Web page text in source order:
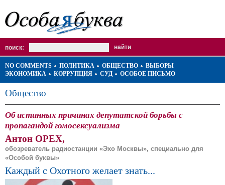
поиск:
NO COMMENTS ПОЛИТИКА ОБЩЕСТВО
ВЫБОРЫ
ЭКОНОМИКА
КОРРУПЦИЯ СУД ОСОБОЕ ПИСЬМО
Общество
Об истинных причинах депутатской борьбы с
пропагандой гомосексуализма
Антон ОРЕХ,
обозреватель радиостанции «Эхо Москвы», специально для
«Особой буквы»
Каждый с Охотного желает знать...